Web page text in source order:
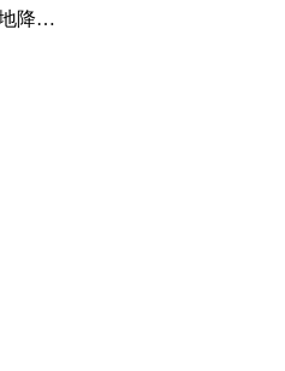
强冷空气继续影响中东部地区 局地降温14℃以上